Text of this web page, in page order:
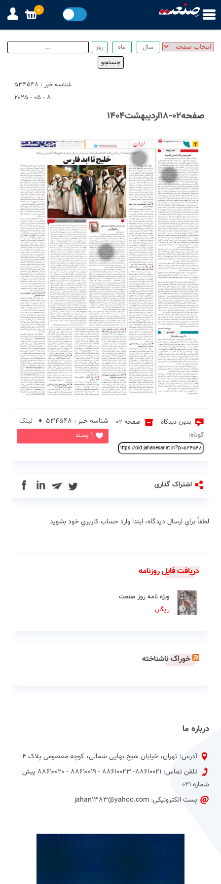
شناسه خبر : 534548
8 - 05 - 2025
صفحه02-18اردیبهشت1404
2
3
بدون دیدگاه صفحه 02
1 پسند
شناسه خبر : 534548 ♦
لینک
کوتاه:
اشتراک گذاری in
لطفاً براي ارسال دیدگاه، ابتدا وارد حساب كاربري خود بشويد
دریافت فایل روزنامه
ویژه نامه روز صنعت
رایگان
خوراک ناشناخته
درباره ما
آدرس: تهران، خیابان شیخ بهایی شمالی، کوچه معصومی پلاک 4
تلفن تماس: 88610021- 88610023 - 88610019 - 88610020 پیش
شماره 021
پست الکترونیکی: jahan1383@yahoo.com
0